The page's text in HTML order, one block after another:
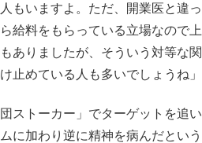
もいますよ。ただ、開業医と違
給料をもらっている立場なので
ありましたが、そういう対等な関
止めている人も多いでしょうね」
ストーカー」でターゲットを追
に加わり逆に精神を病んだとい